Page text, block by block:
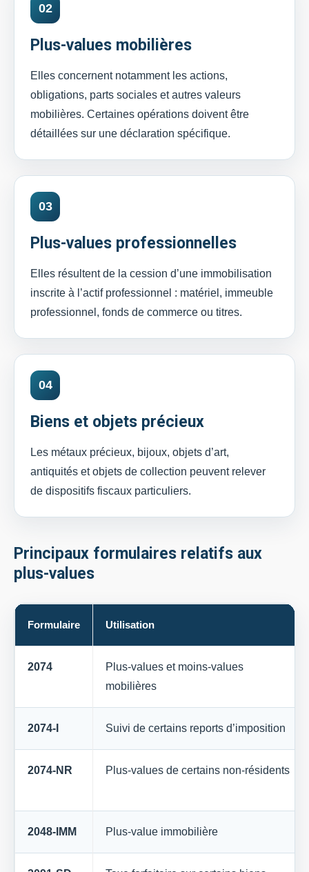
02
Plus-values mobilières
Elles concernent notamment les actions,
obligations, parts sociales et autres valeurs
mobilières. Certaines opérations doivent être
détaillées sur une déclaration spécifique.
03
Plus-values professionnelles
Elles résultent de la cession d’une immobilisation
inscrite à l’actif professionnel : matériel, immeuble
professionnel, fonds de commerce ou titres.
04
Biens et objets précieux
Les métaux précieux, bijoux, objets d’art,
antiquités et objets de collection peuvent relever
de dispositifs fiscaux particuliers.
Principaux formulaires relatifs aux
plus-values
Formulaire Utilisation
2074
Plus-values et moins-values
mobilières
2074-I Suivi de certains reports d’imposition
2074-NR Plus-values de certains non-résidents
2048-IMM Plus-value immobilière